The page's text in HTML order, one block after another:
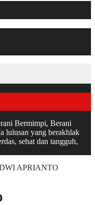
Bermimpi, Berani
lulusan yang berakhlak
sehat dan tangguh,
APRIANTO